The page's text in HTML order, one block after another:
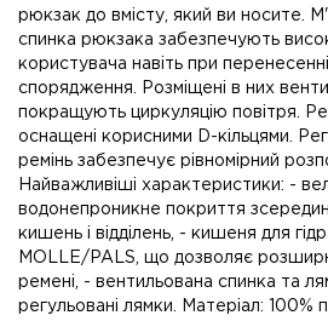
рюкзак до вмісту, який ви носите.
спинка рюкзака забезпечують
користувача навіть при перенесенні
спорядження. Розміщені в них
покращують циркуляцію повітря.
оснащені корисними D-кільцями.
ремінь забезпечує рівномірний
Найважливіші характеристики: -
водонепроникне покриття
кишень і відділень, - кишеня для
MOLLE/PALS, що дозволяє
ремені, - вентильована спинка та
регульовані лямки. Матеріал: 100%